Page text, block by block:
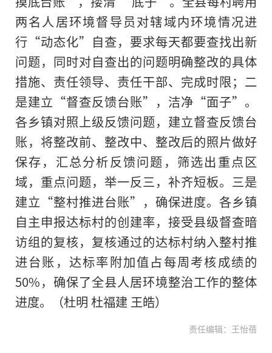
两名人居环境督导员对辖域内环境情况进
行“动态化”自查，要求每天都要查找出新
问题，同时对自查出的问题明确整改的具体
措施、责任领导、责任干部、完成时限；二
是建立“督查反馈台账”，洁净“面子”。
各乡镇对照上级反馈问题，建立督查反馈台
账，将整改前、整改中、整改后的照片做好
保存，汇总分析反馈问题，筛选出重点区
域，重点问题，举一反三，补齐短板。三是
建立“整村推进台账”，确保进度。各乡镇
自主申报达标村的创建率，接受县级督查暗
访组的复核，复核通过的达标村纳入整村推
进台账，达标率附加值占每周考核成绩的
50%，确保了全县人居环境整治工作的整体
进度。（杜明 杜福建 王皓）
责任编辑：王怡蓓